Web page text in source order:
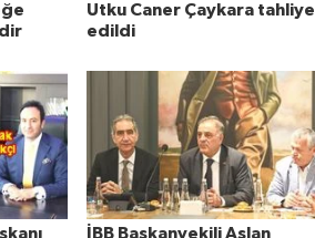
Utku Caner Çaykara tahliye
edildi
İBB Başkanvekili Aslan